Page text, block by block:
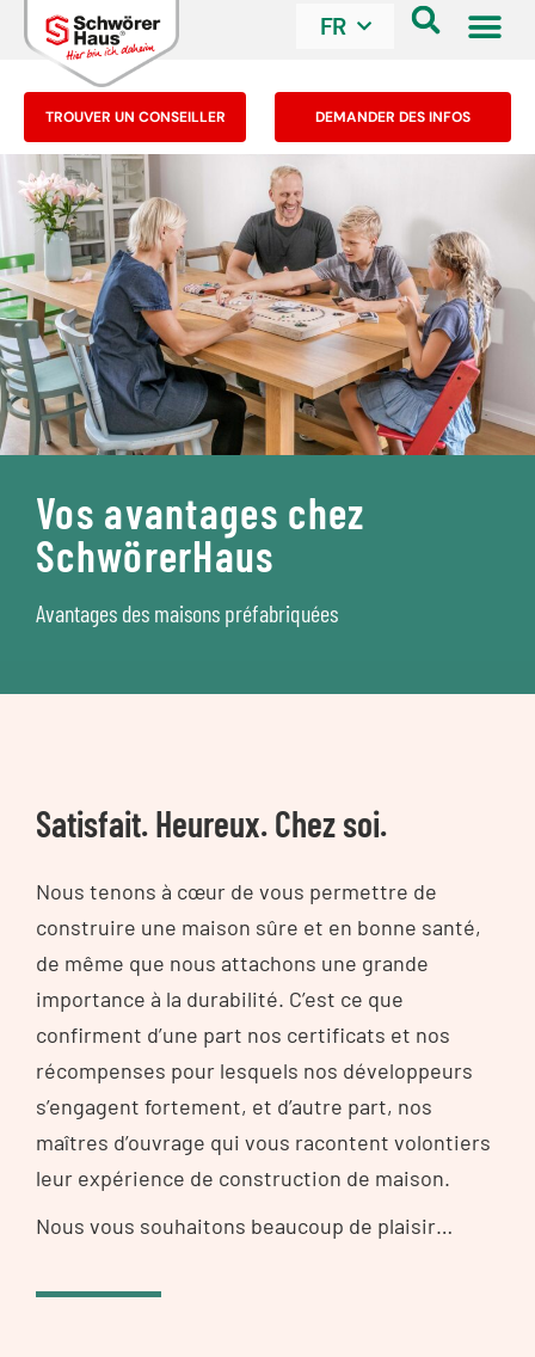
FR
TROUVER UN CONSEILLER DEMANDER DES INFOS
Vos avantages chez
SchwörerHaus
Avantages des maisons préfabriquées
Satisfait. Heureux. Chez soi.
Nous tenons à cœur de vous permettre de
construire une maison sûre et en bonne santé,
de même que nous attachons une grande
importance à la durabilité. C’est ce que
confirment d’une part nos certificats et nos
récompenses pour lesquels nos développeurs
s’engagent fortement, et d’autre part, nos
maîtres d’ouvrage qui vous racontent volontiers
leur expérience de construction de maison.
Nous vous souhaitons beaucoup de plaisir…